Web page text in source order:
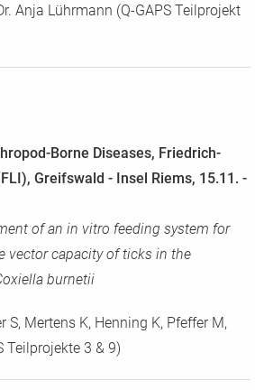
Anja Lührmann (Q-GAPS Teilprojekt
Borne Diseases, Friedrich-
Greifswald - Insel Riems, 15.11. -
of an in vitro feeding system for
vector capacity of ticks in the
burnetii
S, Mertens K, Henning K, Pfeffer M,
Teilprojekte 3 & 9)